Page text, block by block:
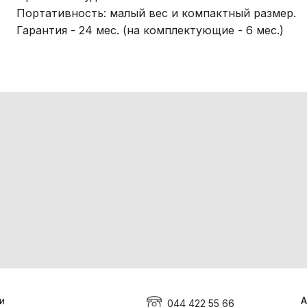
Портативность: малый вес и компактный размер.
Гарантия - 24 мес. (на комплектующие - 6 мес.)
044 422 55 66